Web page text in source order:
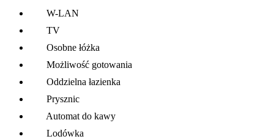
W-LAN
TV
Osobne łóżka
Możliwość gotowania
Oddzielna łazienka
Prysznic
Automat do kawy
Lodówka